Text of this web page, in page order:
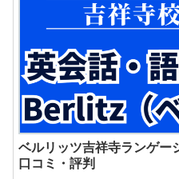
ベルリッツ吉祥寺ランゲー
口コミ・評判